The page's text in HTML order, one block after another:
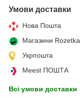
Умови доставки
Нова Пошта
Магазини Rozetka
Укрпошта
Meest ПОШТА
Всі умови доставки